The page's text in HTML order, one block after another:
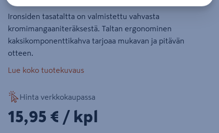
Ironsiden tasataltta on valmistettu vahvasta
kromimangaaniteräksestä. Taltan ergonominen
kaksikomponenttikahva tarjoaa mukavan ja pitävän
otteen.
Lue koko tuotekuvaus
Hinta verkkokaupassa
15,95€/kpl
15,95 € / kpl